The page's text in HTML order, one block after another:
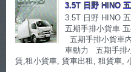
3.5T 日野 HINO
3.5T 日野 HINO
五期手排小貨車
五期手排小貨車
車動力 五期手排
賃,租小貨車, 貨車出租, 租貨車,